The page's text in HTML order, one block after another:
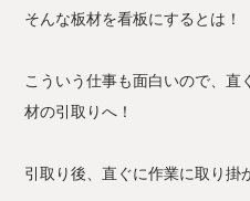
そんな板材を看板にするとは！
こういう仕事も面白いので、直
材の引取りへ！
引取り後、直ぐに作業に取り掛